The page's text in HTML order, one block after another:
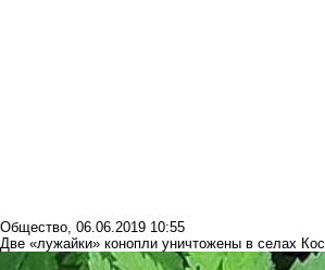
Общество, 06.06.2019 10:55
Две «лужайки» конопли уничтожены в селах